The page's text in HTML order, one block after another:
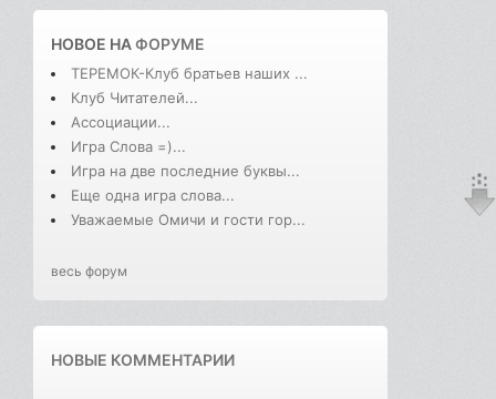
НОВОЕ НАФОРУМЕ
ТЕРЕМОК-Клуб братьев наших ...
Клуб Читателей...
Ассоциации...
Игра Слова =)...
Игра на две последние буквы...
Еще одна игра слова...
Уважаемые Омичи и гости гор...
весь форум
НОВЫЕ КОММЕНТАРИИ